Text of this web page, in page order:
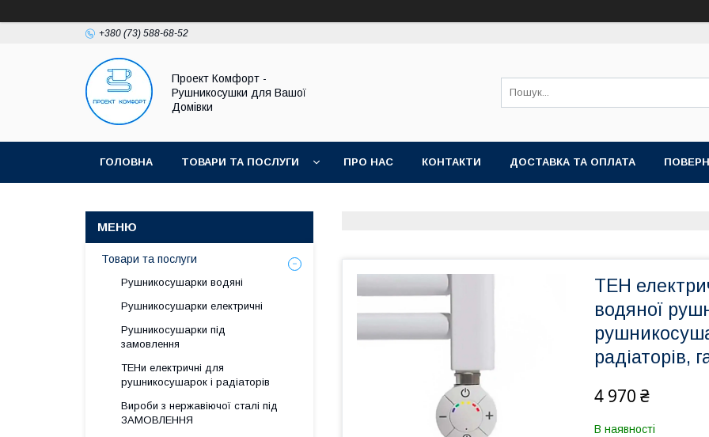
+380 (73) 588-68-52
Проект Комфорт -
Рушникосушки для Вашої
Домівки
ГОЛОВНА ТОВАРИ ТА ПОСЛУГИ ПРО НАС КОНТАКТИ ДОСТАВКА ТА ОПЛАТА
ТЕН
водяної
радіаторів,
4 970 ₴
В наявності
Товари та послуги
Рушникосушарки водяні
Рушникосушарки електричні
Рушникосушарки під
замовлення
ТЕНи електричні для
рушникосушарок і радіаторів
Вироби з нержавіючої сталі під
ЗАМОВЛЕННЯ